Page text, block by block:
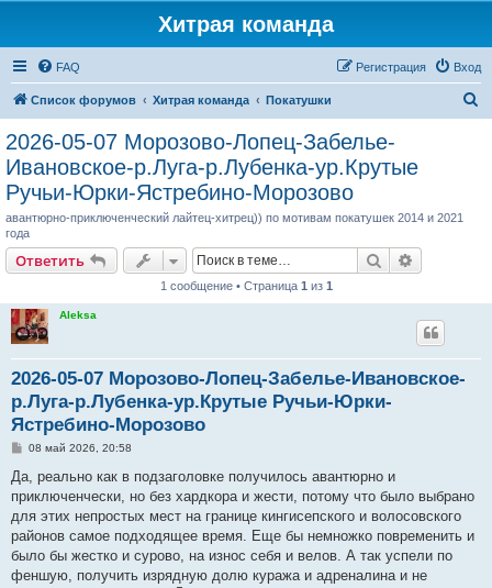
Хитрая команда
FAQ Вход
Регистрация
Список форумов Хитрая команда Покатушки
2026-05-07 Морозово-Лопец-Забелье-
Ивановское-р.Луга-р.Лубенка-ур.Крутые
Ручьи-Юрки-Ястребино-Морозово
авантюрно-приключенческий лайтец-хитрец)) по мотивам покатушек 2014 и 2021
года
Ответить Поиск
1 сообщение • Страница 1 из 1
Aleksa
2026-05-07 Морозово-Лопец-Забелье-Ивановское-
р.Луга-р.Лубенка-ур.Крутые Ручьи-Юрки-
Ястребино-Морозово
С
о
б
щ
е
и
е
08 май 2026, 20:58
Да, реально как в подзаголовке получилось авантюрно и
приключенчески, но без хардкора и жести, потому что было выбрано
для этих непростых мест на границе кингисепского и волосовского
районов самое подходящее время. Еще бы немножко повременить и
было бы жестко и сурово, на износ себя и велов. А так успели по
феншую, получить изрядную долю куража и адреналина и не